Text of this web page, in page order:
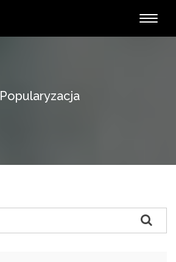
Popularyzacja